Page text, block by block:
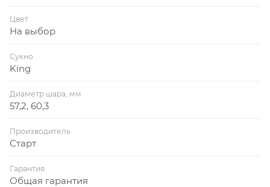
Цвет
На выбор
Сукно
King
Диаметр шара, мм
57,2, 60,3
Производитель
Старт
Гарантия
Общая гарантия